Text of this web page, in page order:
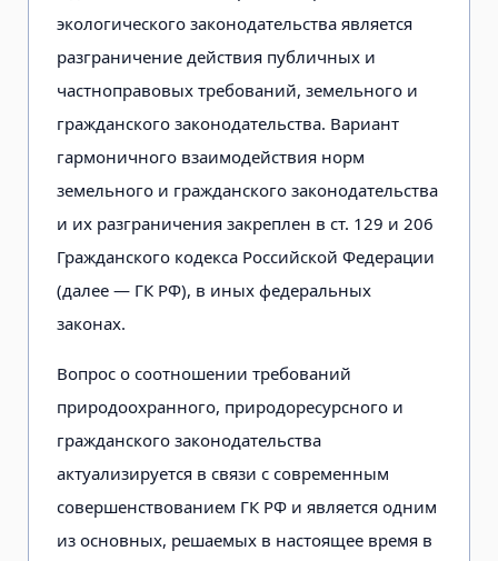
экологического законодательства является
разграничение действия публичных и
частноправовых требований, земельного и
гражданского законодательства. Вариант
гармоничного взаимодействия норм
земельного и гражданского законодательства
и их разграничения закреплен в ст. 129 и 206
Гражданского кодекса Российской Федерации
(далее — ГК РФ), в иных федеральных
законах.
Вопрос о соотношении требований
природоохранного, природоресурсного и
гражданского законодательства
актуализируется в связи с современным
совершенствованием ГК РФ и является одним
из основных, решаемых в настоящее время в